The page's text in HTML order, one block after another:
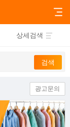
상세검색
광고문의